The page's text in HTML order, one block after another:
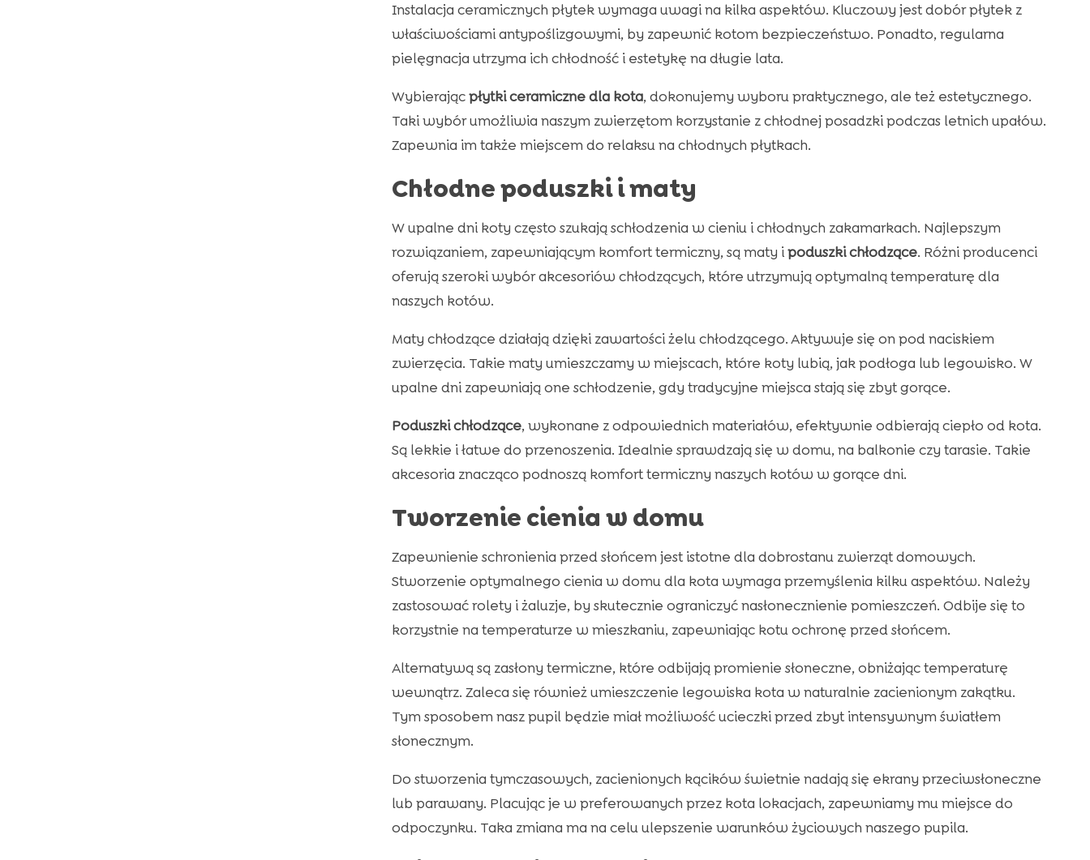
Instalacja ceramicznych płytek wymaga uwagi na kilka aspektów. Kluczowy jest dobór płytek z
właściwościami antypoślizgowymi, by zapewnić kotom bezpieczeństwo. Ponadto, regularna
pielęgnacja utrzyma ich chłodność i estetykę na długie lata.
Wybierającpłytki ceramiczne dla kota, dokonujemy wyboru praktycznego, ale też estetycznego.
Taki wybór umożliwia naszym zwierzętom korzystanie z chłodnej posadzki podczas letnich upałów.
Zapewnia im także miejscem do relaksu na chłodnych płytkach.
Chłodne poduszki i maty
W upalne dni koty często szukają schłodzenia w cieniu i chłodnych zakamarkach. Najlepszym
rozwiązaniem, zapewniającym komfort termiczny, są maty ipoduszki chłodzące. Różni producenci
oferują szeroki wybór akcesoriów chłodzących, które utrzymują optymalną temperaturę dla
naszych kotów.
Maty chłodzące działają dzięki zawartości żelu chłodzącego. Aktywuje się on pod naciskiem
zwierzęcia. Takie maty umieszczamy w miejscach, które koty lubią, jak podłoga lub legowisko. W
upalne dni zapewniają one schłodzenie, gdy tradycyjne miejsca stają się zbyt gorące.
Poduszki chłodzące, wykonane z odpowiednich materiałów, efektywnie odbierają ciepło od kota.
Są lekkie i łatwe do przenoszenia. Idealnie sprawdzają się w domu, na balkonie czy tarasie. Takie
akcesoria znacząco podnoszą komfort termiczny naszych kotów w gorące dni.
Tworzenie cienia w domu
Zapewnienie schronienia przed słońcem jest istotne dla dobrostanu zwierząt domowych.
Stworzenie optymalnego cienia w domu dla kota wymaga przemyślenia kilku aspektów. Należy
zastosować rolety i żaluzje, by skutecznie ograniczyć nasłonecznienie pomieszczeń. Odbije się to
korzystnie na temperaturze w mieszkaniu, zapewniając kotu ochronę przed słońcem.
Alternatywą są zasłony termiczne, które odbijają promienie słoneczne, obniżając temperaturę
wewnątrz. Zaleca się również umieszczenie legowiska kota w naturalnie zacienionym zakątku.
Tym sposobem nasz pupil będzie miał możliwość ucieczki przed zbyt intensywnym światłem
słonecznym.
Do stworzenia tymczasowych, zacienionych kącików świetnie nadają się ekrany przeciwsłoneczne
lub parawany. Placując je w preferowanych przez kota lokacjach, zapewniamy mu miejsce do
odpoczynku. Taka zmiana ma na celu ulepszenie warunków życiowych naszego pupila.